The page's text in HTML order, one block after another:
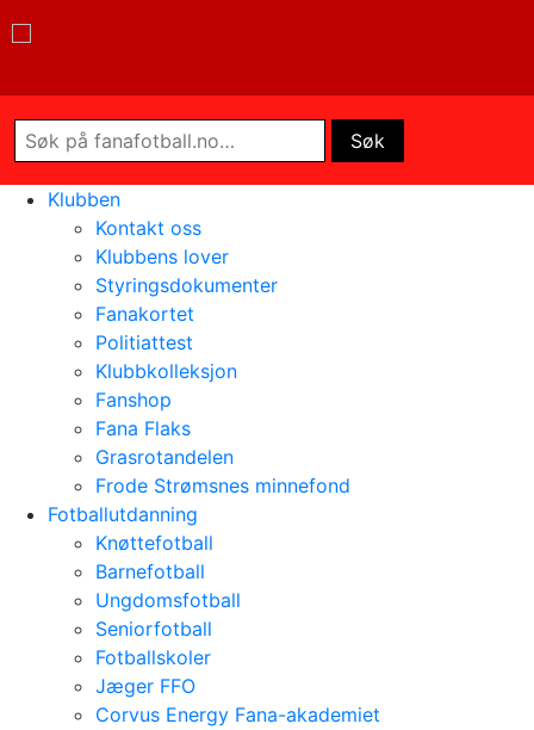
Klubben
Kontakt oss
Klubbens lover
Styringsdokumenter
Fanakortet
Politiattest
Klubbkolleksjon
Fanshop
Fana Flaks
Grasrotandelen
Frode Strømsnes minnefond
Fotballutdanning
Knøttefotball
Barnefotball
Ungdomsfotball
Seniorfotball
Fotballskoler
Jæger FFO
Corvus Energy Fana-akademiet